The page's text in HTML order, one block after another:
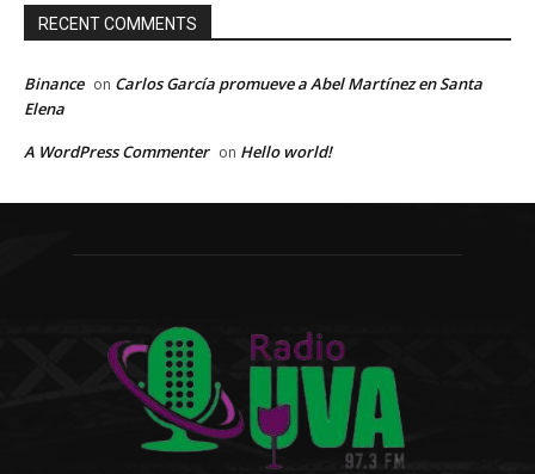
RECENT COMMENTS
Binance on Carlos García promueve a Abel Martínez en Santa
Elena
A WordPress Commenter on Hello world!